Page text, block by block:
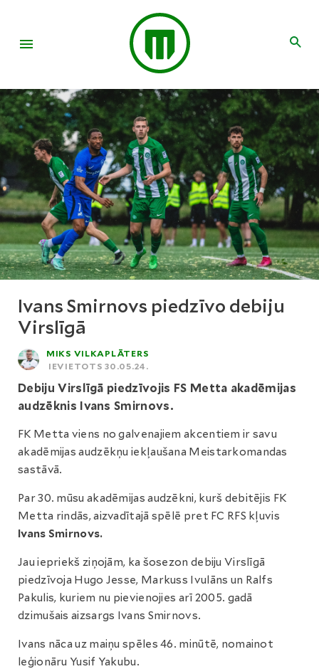
Ivans Smirnovs piedzīvo debiju
Virslīgā
MIKS VILKAPLĀTERS
IEVIETOTS 30.05.24.
Debiju Virslīgā piedzīvojis FS Metta akadēmijas
audzēknis Ivans Smirnovs.
FK Metta viens no galvenajiem akcentiem ir savu
akadēmijas audzēkņu iekļaušana Meistarkomandas
sastāvā.
Par 30. mūsu akadēmijas audzēkni, kurš debitējis FK
Metta rindās, aizvadītajā spēlē pret FC RFS kļuvis
Ivans Smirnovs.
Jau iepriekš ziņojām, ka šosezon debiju Virslīgā
piedzīvoja Hugo Jesse, Markuss Ivulāns un Ralfs
Pakulis, kuriem nu pievienojies arī 2005. gadā
dzimušais aizsargs Ivans Smirnovs.
Ivans nāca uz maiņu spēles 46. minūtē, nomainot
leģionāru Yusif Yakubu.